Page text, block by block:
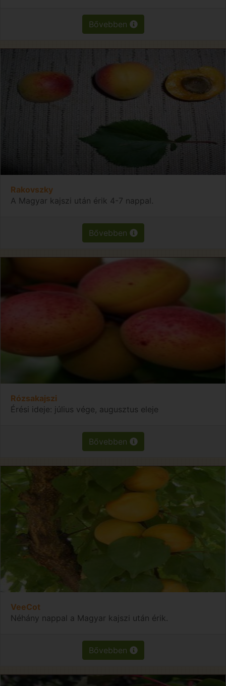
Bővebben
Rakovszky
A Magyar kajszi után érik 4-7 nappal.
Bővebben
Rózsakajszi
Érési ideje: július vége, augusztus eleje
Bővebben
VeeCot
Néhány nappal a Magyar kajszi után érik.
Bővebben